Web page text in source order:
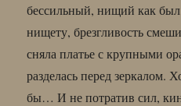
бессильный, нищий как
нищету, брезгливость
сняла платье с крупными
разделась перед зеркалом.
бы… И не потратив сил,